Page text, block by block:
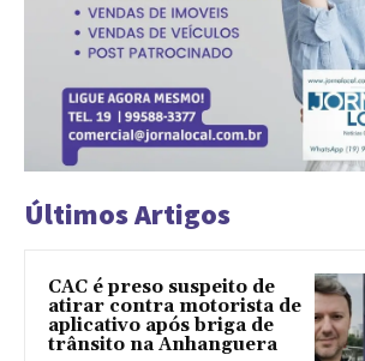
Últimos Artigos
CAC é preso suspeito de
atirar contra motorista de
aplicativo após briga de
trânsito na Anhanguera